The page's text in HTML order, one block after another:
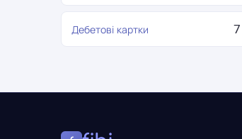
Дебетові картки 7